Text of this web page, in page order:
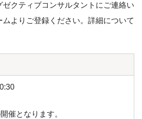
ゼクティブコンサルタントにご連絡い
よりご登録ください。詳細について
催となります。